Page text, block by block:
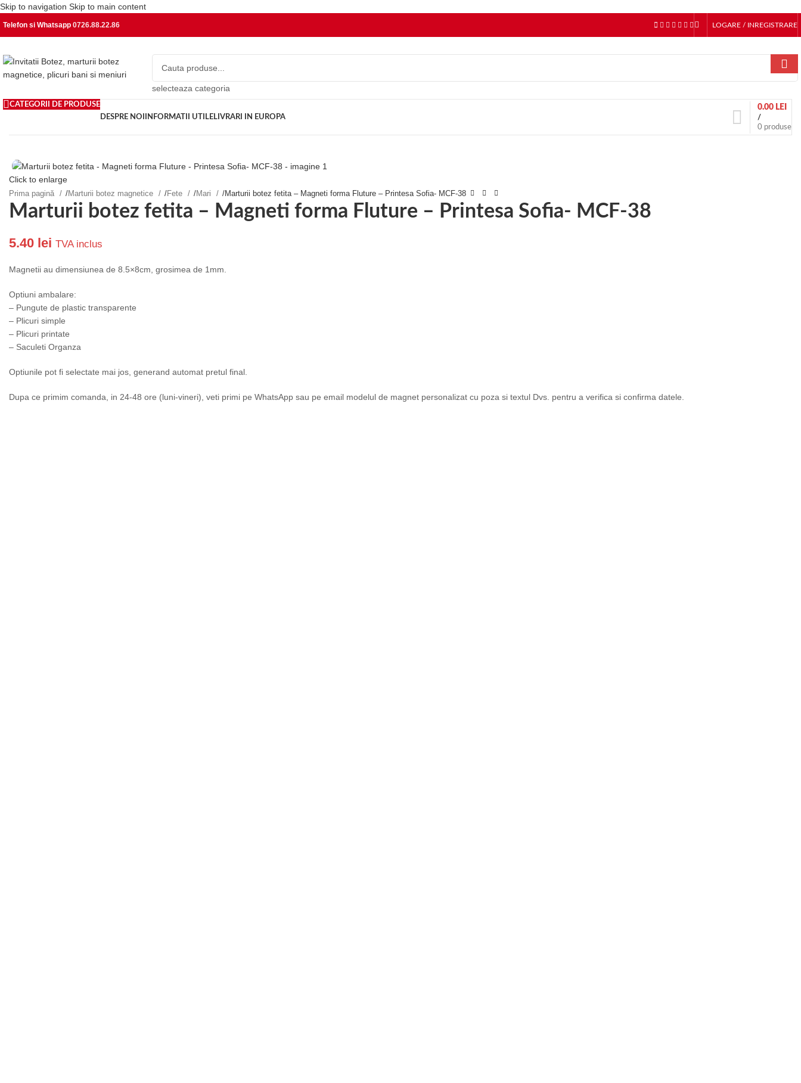
Skip to navigation Skip to main content
Telefon si Whatsapp 0726.88.22.86 LOGARE / INREGISTRARE
selecteaza categoria
CATEGORII DE PRODUSE
DESPRE NOI
INFORMATII UTILELIVRARI IN EUROPA
0 produse
/
0.00 LEI
Click to enlarge
Prima pagină /Marturii botez magnetice /Fete /Mari /Marturii botez fetita – Magneti forma Fluture – Printesa Sofia- MCF-38
Marturii botez fetita – Magneti forma Fluture – Printesa Sofia- MCF-38
5.40 lei TVA inclus
Magnetii au dimensiunea de 8.5×8cm, grosimea de 1mm.
Optiuni ambalare:
– Pungute de plastic transparente
– Plicuri simple
– Plicuri printate
– Saculeti Organza
Optiunile pot fi selectate mai jos, generand automat pretul final.
Dupa ce primim comanda, in 24-48 ore (luni-vineri), veti primi pe WhatsApp sau pe email modelul de magnet personalizat cu poza si textul Dvs. pentru a verifica si confirma datele.